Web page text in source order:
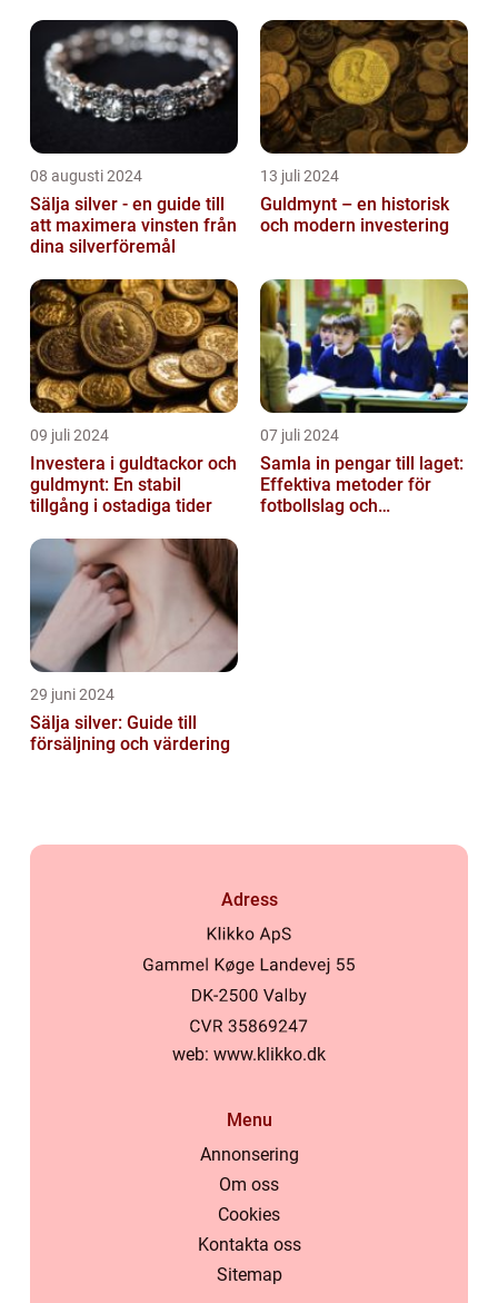
08 augusti 2024
Sälja silver - en guide till
att maximera vinsten från
dina silverföremål
13 juli 2024
Guldmynt – en historisk
och modern investering
09 juli 2024
Investera i guldtackor och
guldmynt: En stabil
tillgång i ostadiga tider
07 juli 2024
Samla in pengar till laget:
Effektiva metoder för
fotbollslag och
29 juni 2024
Sälja silver: Guide till
försäljning och värdering
Adress
web: www.klikko.dk
Menu
Annonsering
Om oss
Cookies
Kontakta oss
Sitemap